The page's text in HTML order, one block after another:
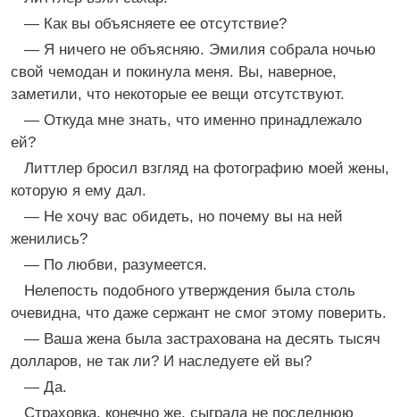
— Как вы объясняете ее отсутствие?
— Я ничего не объясняю. Эмилия собрала ночью
свой чемодан и покинула меня. Вы, наверное,
заметили, что некоторые ее вещи отсутствуют.
— Откуда мне знать, что именно принадлежало
ей?
Литтлер бросил взгляд на фотографию моей жены,
которую я ему дал.
— Не хочу вас обидеть, но почему вы на ней
женились?
— По любви, разумеется.
Нелепость подобного утверждения была столь
очевидна, что даже сержант не смог этому поверить.
— Ваша жена была застрахована на десять тысяч
долларов, не так ли? И наследуете ей вы?
— Да.
Страховка, конечно же, сыграла не последнюю